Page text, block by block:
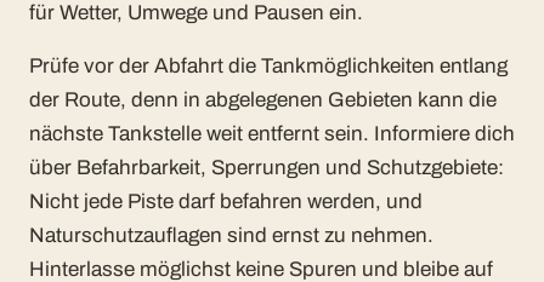
für Wetter, Umwege und Pausen ein.
Prüfe vor der Abfahrt die Tankmöglichkeiten entlang
der Route, denn in abgelegenen Gebieten kann die
nächste Tankstelle weit entfernt sein. Informiere dich
über Befahrbarkeit, Sperrungen und Schutzgebiete:
Nicht jede Piste darf befahren werden, und
Naturschutzauflagen sind ernst zu nehmen.
Hinterlasse möglichst keine Spuren und bleibe auf